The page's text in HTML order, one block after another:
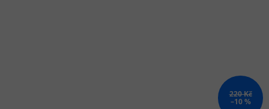
220 Kč
–10 %